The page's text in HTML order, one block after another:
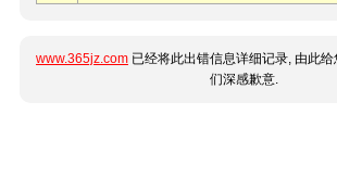
www.365jz.com 已经将此出错信息详细记录, 由此
们深感歉意.